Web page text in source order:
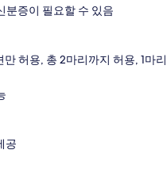
분증이 필요할 수 있음
허용, 총 2마리까지 허용, 1마리
공